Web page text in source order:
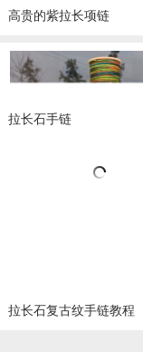
高贵的紫拉长项链
拉长石复古纹手链教程
拉长石手链